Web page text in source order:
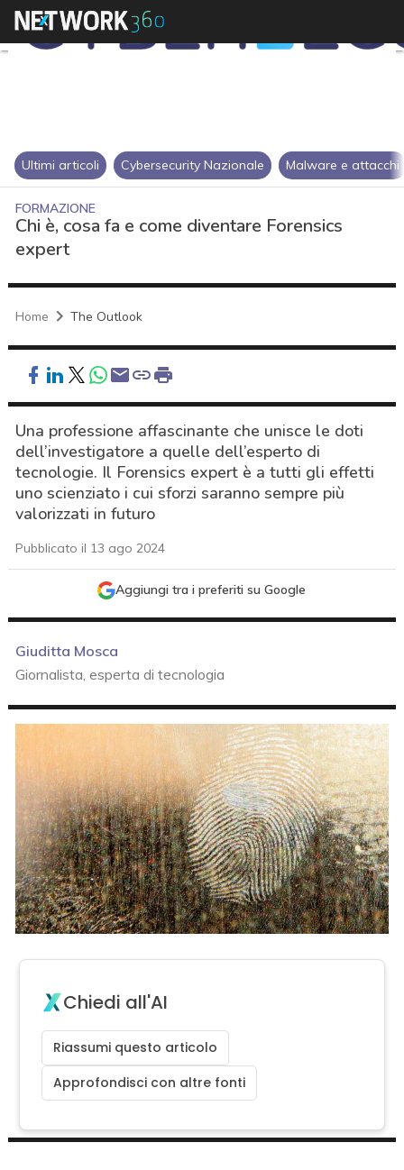
Ultimi articoli Cybersecurity Nazionale Malware e attacchi
FORMAZIONE
Chi è, cosa fa e come diventare Forensics
expert
Home The Outlook
Una professione affascinante che unisce le doti
dell’investigatore a quelle dell’esperto di
tecnologie. Il Forensics expert è a tutti gli effetti
uno scienziato i cui sforzi saranno sempre più
valorizzati in futuro
Pubblicato il 13 ago 2024
Aggiungi tra i preferiti su Google
Giuditta Mosca
Giornalista, esperta di tecnologia
Chiedi all'AI
Riassumi questo articolo
Approfondisci con altre fonti